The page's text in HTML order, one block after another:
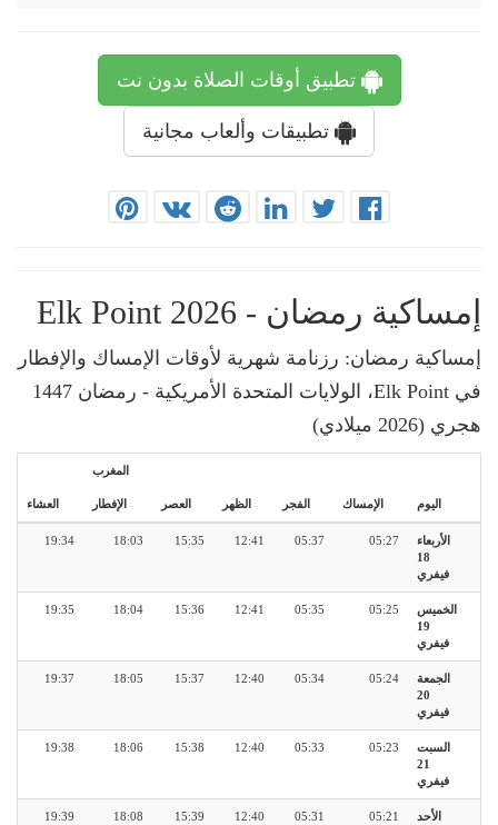
تطبيق أوقات الصلاة بدون نت
تطبيقات وألعاب مجانية
إمساكية رمضان - Elk Point 2026
إمساكية رمضان: رزنامة شهرية لأوقات الإمساك والإفطار
في Elk Point، الولايات المتحدة الأمريكية - رمضان 1447
هجري (2026 ميلادي)
اليوم الإمساك الفجر الظهر العصر
المغرب
الإفطار العشاء
الأربعاء
18
فيفري
05:27
05:37
12:41
15:35
18:03
19:34
الخميس
19
فيفري
05:25
05:35
12:41
15:36
18:04
19:35
الجمعة
20
فيفري
05:24
05:34
12:40
15:37
18:05
19:37
السبت
21
فيفري
05:23
05:33
12:40
15:38
18:06
19:38
الأحد
05:21
05:31
12:40
15:39
18:08
19:39